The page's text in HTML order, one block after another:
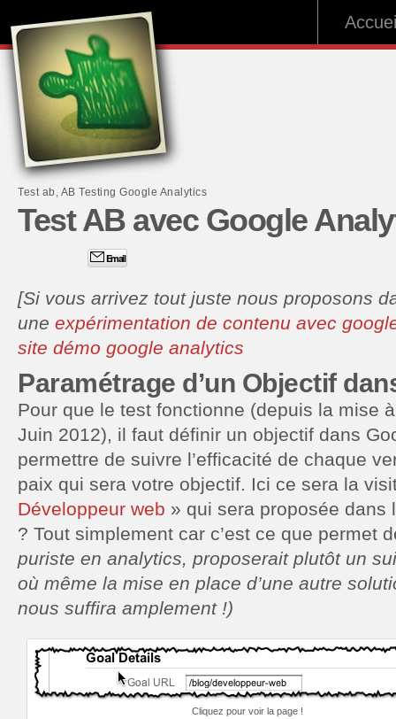
Test ab, AB Testing Google Analytics
Test AB avec Google
Email
[Si vous arrivez tout juste nous proposons
une expérimentation de contenu avec
site démo google analytics
Paramétrage d’un Objectif
Pour que le test fonctionne (depuis la mise
Juin 2012), il faut définir un objectif dans
permettre de suivre l’efficacité de chaque
paix qui sera votre objectif. Ici ce sera la
Développeur web » qui sera proposée dans
? Tout simplement car c’est ce que permet
puriste en analytics, proposerait plutôt un
où même la mise en place d’une autre
nous suffira amplement !)
Cliquez pour voir la page !